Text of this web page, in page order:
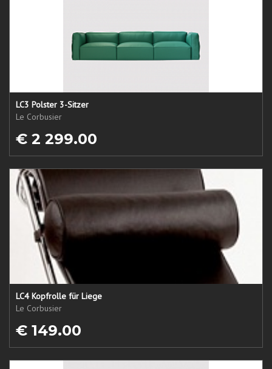
LC3 Polster 3-Sitzer
Le Corbusier
€ 2 299.00
LC4 Kopfrolle für Liege
Le Corbusier
€ 149.00